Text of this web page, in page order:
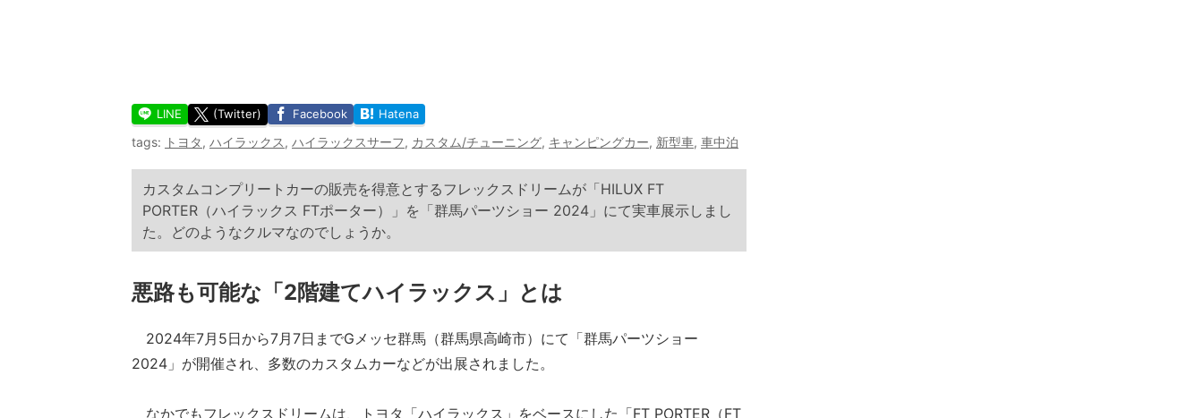
LINE (Twitter) Facebook Hatena
tags: トヨタ, ハイラックス, ハイラックスサーフ, カスタム/チューニング, キャンピングカー, 新型車, 車中泊
カスタムコンプリートカーの販売を得意とするフレックスドリームが「HILUX FT
PORTER（ハイラックス FTポーター）」を「群馬パーツショー 2024」にて実車展示しまし
た。どのようなクルマなのでしょうか。
悪路も可能な「2階建てハイラックス」とは
2024年7月5日から7月7日までGメッセ群馬（群馬県高崎市）にて「群馬パーツショー
2024」が開催され、多数のカスタムカーなどが出展されました。
なかでもフレックスドリームは、トヨタ「ハイラックス」をベースにした「FT PORTER（FT